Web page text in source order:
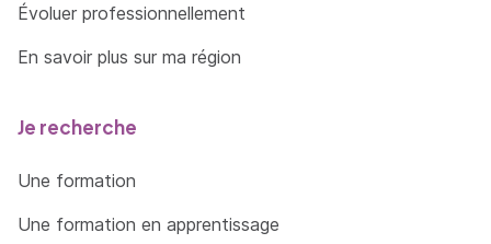
Évoluer professionnellement
En savoir plus sur ma région
Je recherche
Une formation
Une formation en apprentissage